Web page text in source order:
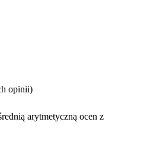
opinii)
arytmetyczną ocen z